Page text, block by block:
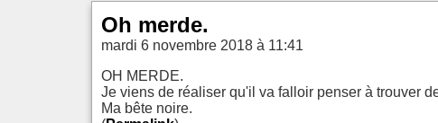
Oh merde.
mardi 6 novembre 2018 à 11:41
OH MERDE.
Je viens de réaliser qu'il va falloir penser à trouver
Ma bête noire.